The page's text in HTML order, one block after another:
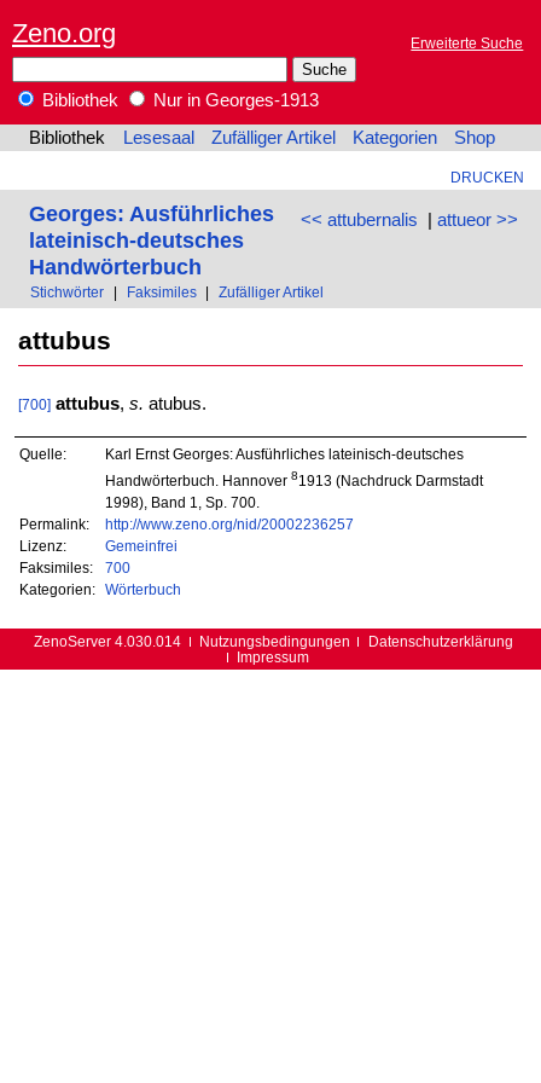
Zeno.org Erweiterte Suche
Bibliothek
Nur in Georges-1913
Bibliothek
Lesesaal Zufälliger Artikel Kategorien Shop
DRUCKEN
<< attubernalis | attueor >>
Georges: Ausführliches
lateinisch-deutsches
Handwörterbuch
Stichwörter Faksimiles Zufälliger Artikel
attubus
[700] attubus, s. atubus.
Quelle:
Karl Ernst Georges: Ausführliches lateinisch-deutsches
Handwörterbuch. Hannover 81913 (Nachdruck Darmstadt
1998), Band 1, Sp. 700.
Permalink:
http://www.zeno.org/nid/20002236257
Lizenz:
Gemeinfrei
Faksimiles:
700
Kategorien:
Wörterbuch
ZenoServer 4.030.014 Nutzungsbedingungen
Datenschutzerklärung
Impressum